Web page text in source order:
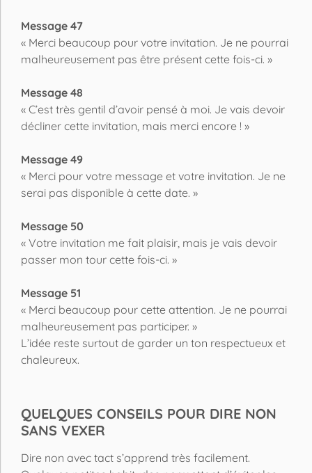
Message 47
« Merci beaucoup pour votre invitation. Je ne pourrai
malheureusement pas être présent cette fois-ci. »
Message 48
« C’est très gentil d’avoir pensé à moi. Je vais devoir
décliner cette invitation, mais merci encore ! »
Message 49
« Merci pour votre message et votre invitation. Je ne
serai pas disponible à cette date. »
Message 50
« Votre invitation me fait plaisir, mais je vais devoir
passer mon tour cette fois-ci. »
Message 51
« Merci beaucoup pour cette attention. Je ne pourrai
malheureusement pas participer. »
L’idée reste surtout de garder un ton respectueux et
chaleureux.
QUELQUES CONSEILS POUR DIRE NON
SANS VEXER
Dire non avec tact s’apprend très facilement.